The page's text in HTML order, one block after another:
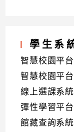
學生系
智慧校園平
智慧校園平
線上選課系統
彈性學習平台
館藏查詢系統